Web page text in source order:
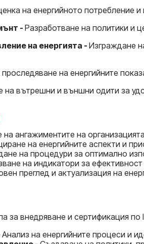
на енергийното потребление
- Разработване на политики и
на енергията - Изграждане
на енергийните
вътрешни и външни одити за
ангажиментите на
на енергийните аспекти и
на процедури за оптимално
на индикатори за
преглед и актуализация на
за внедряване и сертификация по
Анализ на енергийните процеси и